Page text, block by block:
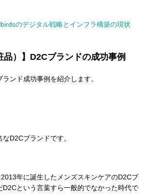
のデジタル戦略とインフラ構築の現状
品）】D2Cブランドの成功事例
ンド成功事例を紹介します。
D2Cブランドです。
2013年に誕生したメンズスキンケアのD2Cブ
D2Cという言葉すら一般的でなかった時代で